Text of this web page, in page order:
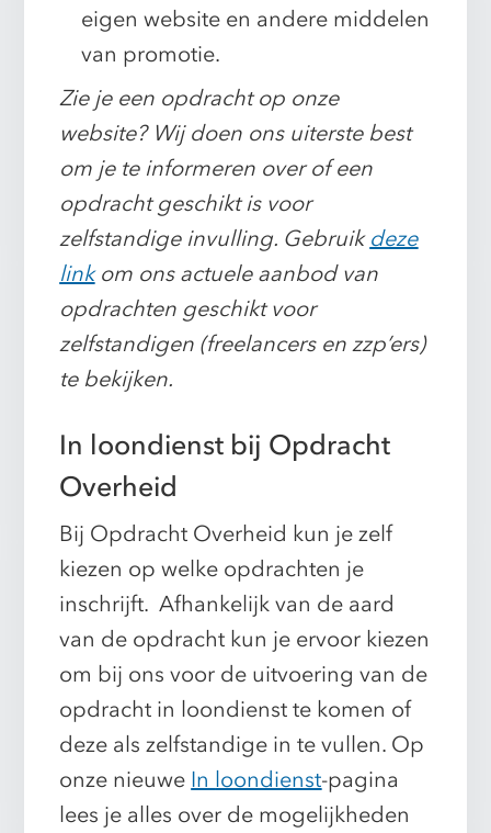
eigen website en andere middelen
van promotie.
Zie je een opdracht op onze
website? Wij doen ons uiterste best
om je te informeren over of een
opdracht geschikt is voor
zelfstandige invulling. Gebruikdeze
linkom ons actuele aanbod van
opdrachten geschikt voor
zelfstandigen (freelancers en zzp’ers)
te bekijken.
In loondienst bij Opdracht
Overheid
Bij Opdracht Overheid kun je zelf
kiezen op welke opdrachten je
inschrijft. Afhankelijk van de aard
van de opdracht kun je ervoor kiezen
om bij ons voor de uitvoering van de
opdracht in loondienst te komen of
deze als zelfstandige in te vullen. Op
onze nieuwe In loondienst-pagina
lees je alles over de mogelijkheden